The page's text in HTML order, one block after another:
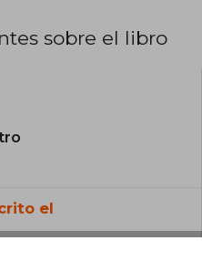
sobre el libro
el